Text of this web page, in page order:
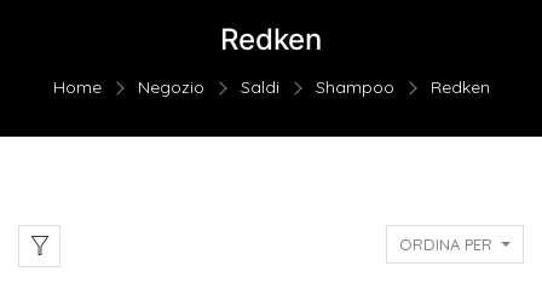
Redken
Home Negozio Saldi Shampoo Redken
ORDINA PER